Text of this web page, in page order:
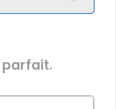
parfait.